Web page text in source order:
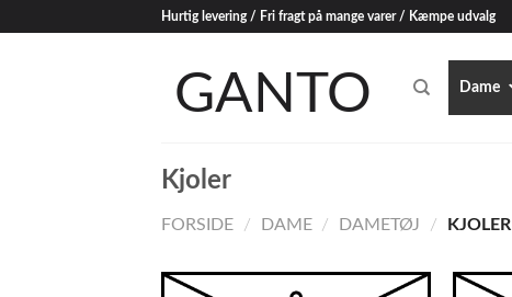
Hurtig levering / Fri fragt på mange varer / Kæmpe udvalg
Dame
Kjoler
FORSIDE / DAME / DAMETØJ / KJOLER